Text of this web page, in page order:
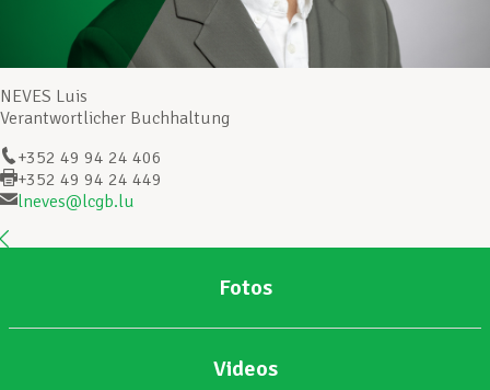
Unterstützung im Arbeitsalltag
Ihre Rechte
Unterstützung im Privatleben
Berufliche Weiterentwicklung
NEVES Luis
Verantwortlicher Buchhaltung
+352 49 94 24 406
+352 49 94 24 449
lneves@lcgb.lu
Fotos
Videos